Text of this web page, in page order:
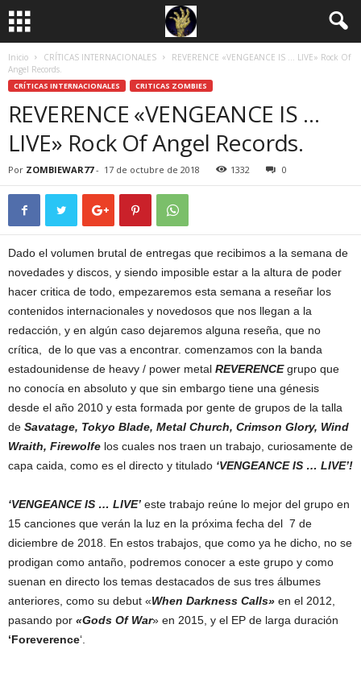
Inicio CRÍTICAS INTERNACIONALES
REVERENCE «VENGEANCE IS … LIVE» Rock Of
Angel Records.
CRÍTICAS INTERNACIONALES CRITICAS ZOMBIES
REVERENCE «VENGEANCE IS …
LIVE» Rock Of Angel Records.
Por ZOMBIEWAR77- 17 de octubre de 2018 1332 0
Dado el volumen brutal de entregas que recibimos a la semana de
novedades y discos, y siendo imposible estar a la altura de poder
hacer critica de todo, empezaremos esta semana a reseñar los
contenidos internacionales y novedosos que nos llegan a la
redacción, y en algún caso dejaremos alguna reseña, que no
crítica, de lo que vas a encontrar. comenzamos con la banda
estadounidense de heavy / power metal REVERENCEgrupo que
no conocía en absoluto y que sin embargo tiene una génesis
desde el año 2010 y esta formada por gente de grupos de la talla
de Savatage, Tokyo Blade, Metal Church, Crimson Glory, Wind
Wraith, Firewolfe los cuales nos traen un trabajo, curiosamente de
capa caida, como es el directo y titulado ‘VENGEANCE IS … LIVE’!
‘VENGEANCE IS … LIVE’ este trabajo reúne lo mejor del grupo en
15 canciones que verán la luz en la próxima fecha del 7 de
diciembre de 2018. En estos trabajos, que como ya he dicho, no se
prodigan como antaño, podremos conocer a este grupo y como
suenan en directo los temas destacados de sus tres álbumes
anteriores, como su debut «When Darkness Calls» en el 2012,
pasando por «Gods Of War» en 2015, y el EP de larga duración
‘Foreverence‘.